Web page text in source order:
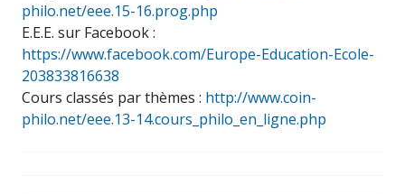
philo.net/eee.15-16.prog.php
E.E.E. sur Facebook :
https://www.facebook.com/Europe-Education-Ecole-
203833816638
Cours classés par thèmes : http://www.coin-
philo.net/eee.13-14.cours_philo_en_ligne.php